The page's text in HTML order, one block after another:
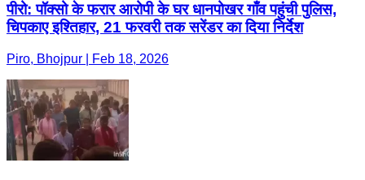
पीरो: पॉक्सो के फरार आरोपी के घर धानपोखर गाँव पहुंची पुलिस,
चिपकाए इश्तिहार, 21 फरवरी तक सरेंडर का दिया निर्देश
Piro, Bhojpur | Feb 18, 2026